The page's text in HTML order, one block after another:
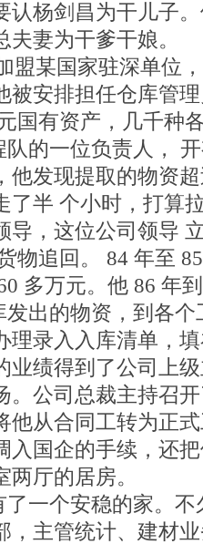
认杨剑昌为干儿子
妻为干爹干娘。
盟某国家驻深单位
被安排担任仓库管
国有资产，几千种
的一位负责人，
他发现提取的物资
了半 个小时，打算
导，这位公司领导
物追回。 84 年至
多万元。他 86 年
发出的物资，到各
理录入入库清单，
业绩得到了公司上
。公司总裁主持召
他从合同工转为正
入国企的手续，还
厅的居房。
一个安稳的家。不
，主管统计、建材